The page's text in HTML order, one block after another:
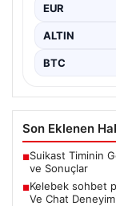
EUR
ALTIN
BTC
Son Eklenen
■Suikast Timinin
ve Sonuçlar
■Kelebek sohbet
Ve Chat